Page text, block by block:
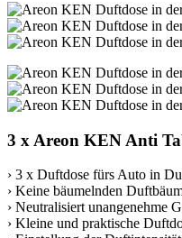
3 x Areon KEN Anti
› 3 x Duftdose fürs Auto in
› Keine bäumelnden
› Neutralisiert unangenehme
› Kleine und praktische